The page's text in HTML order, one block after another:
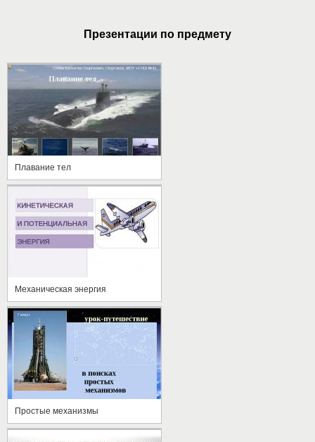
Презентации по предмету
Плавание тел
Механическая энергия
Простые механизмы